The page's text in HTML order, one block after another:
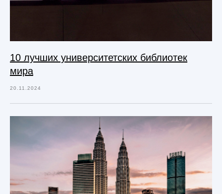
10 лучших университетских библиотек
мира
20.11.2024